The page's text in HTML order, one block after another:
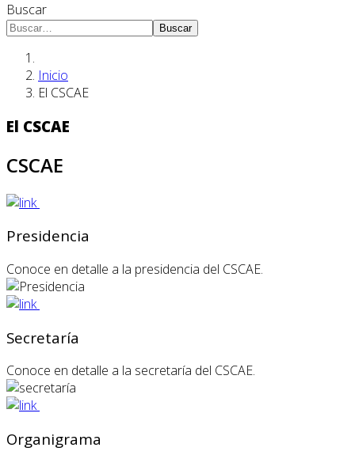
Buscar
Buscar
Inicio
El CSCAE
El CSCAE
CSCAE
Presidencia
Conoce en detalle a la presidencia del CSCAE.
Secretaría
Conoce en detalle a la secretaría del CSCAE.
Organigrama